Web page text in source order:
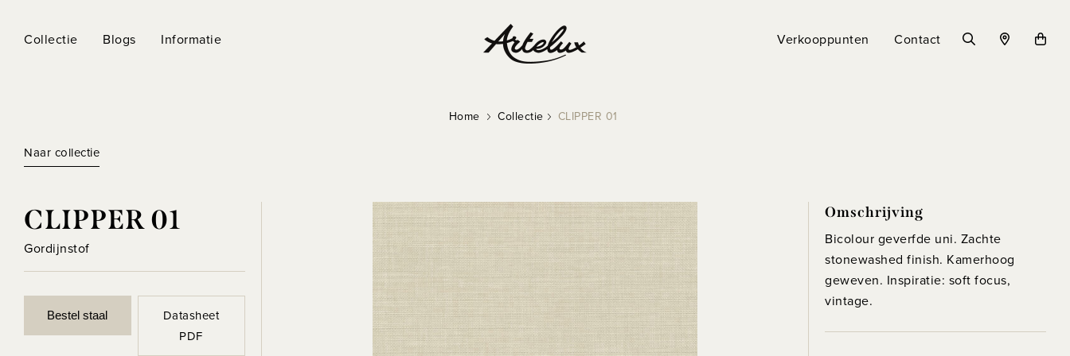
Collectie Blogs Informatie Verkooppunten Contact
Home Collectie CLIPPER 01
Naar collectie
CLIPPER 01
Gordijnstof
Bestel staal
Datasheet
PDF
Omschrijving
Bicolour geverfde uni. Zachte
stonewashed finish. Kamerhoog
geweven. Inspiratie: soft focus,
vintage.